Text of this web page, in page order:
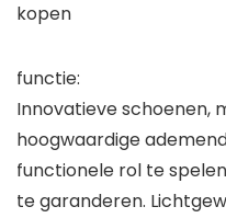
kopen
functie:
Innovatieve schoenen,
hoogwaardige
functionele rol te
te garanderen.